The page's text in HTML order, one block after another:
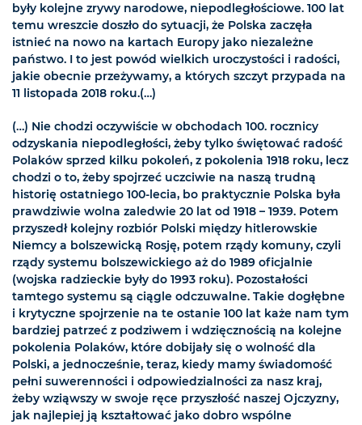
były kolejne zrywy narodowe, niepodległościowe. 100 lat
temu wreszcie doszło do sytuacji, że Polska zaczęła
istnieć na nowo na kartach Europy jako niezależne
państwo. I to jest powód wielkich uroczystości i radości,
jakie obecnie przeżywamy, a których szczyt przypada na
11 listopada 2018 roku.(…)
(…) Nie chodzi oczywiście w obchodach 100. rocznicy
odzyskania niepodległości, żeby tylko świętować radość
Polaków sprzed kilku pokoleń, z pokolenia 1918 roku, lecz
chodzi o to, żeby spojrzeć uczciwie na naszą trudną
historię ostatniego 100-lecia, bo praktycznie Polska była
prawdziwie wolna zaledwie 20 lat od 1918 – 1939. Potem
przyszedł kolejny rozbiór Polski między hitlerowskie
Niemcy a bolszewicką Rosję, potem rządy komuny, czyli
rządy systemu bolszewickiego aż do 1989 oficjalnie
(wojska radzieckie były do 1993 roku). Pozostałości
tamtego systemu są ciągle odczuwalne. Takie dogłębne
i krytyczne spojrzenie na te ostanie 100 lat każe nam tym
bardziej patrzeć z podziwem i wdzięcznością na kolejne
pokolenia Polaków, które dobijały się o wolność dla
Polski, a jednocześnie, teraz, kiedy mamy świadomość
pełni suwerenności i odpowiedzialności za nasz kraj,
żeby wziąwszy w swoje ręce przyszłość naszej Ojczyzny,
jak najlepiej ją kształtować jako dobro wspólne